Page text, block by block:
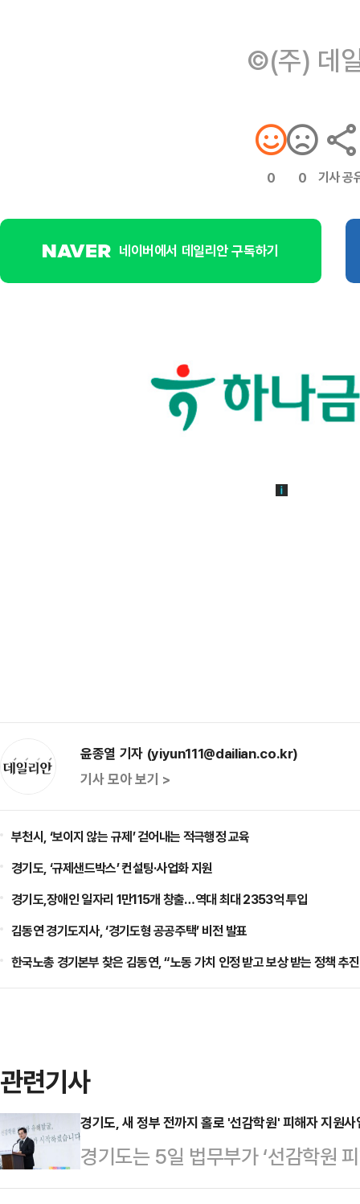
©(주) 데
0 0 기사 공
네이버에서 데일리안 구독하기
윤종열 기자 (yiyun111@dailian.co.kr)
기사 모아 보기 >
부천시, ‘보이지 않는 규제’ 걷어내는 적극행정 교육
경기도, ‘규제샌드박스’ 컨설팅·사업화 지원
경기도,장애인 일자리 1만115개 창출…역대 최대 2353억 투입
김동연 경기도지사, ‘경기도형 공공주택’ 비전 발표
한국노총 경기본부 찾은 김동연, “노동 가치 인정 받고 보상 받는 정책 추
관련기사
경기도, 새 정부 전까지 홀로 '선감학원' 피해자 지원사
경기도는 5일 법무부가 ‘선감학원
(항소·상고)를 포기하는 등 국가의